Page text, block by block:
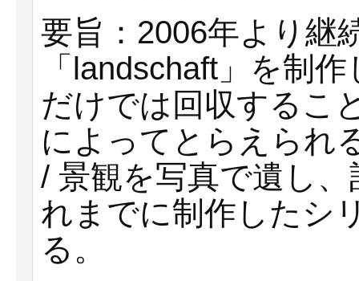
要旨：2006年より継
「landschaft」を制
だけでは回収するこ
によってとらえられ
/ 景観を写真で遺し
れまでに制作したシ
る。